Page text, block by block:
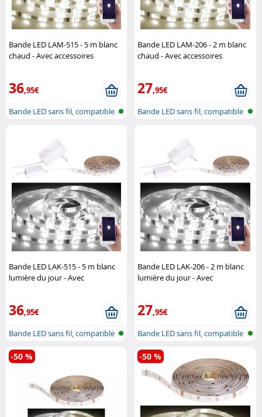
Bande LED LAM-515 - 5 m blanc
chaud - Avec accessoires
36,95€
Bande LED sans fil, compatible
Bande LED LAM-206 - 2 m blanc
chaud - Avec accessoires
27,95€
Bande LED sans fil, compatible
Bande LED LAK-515 - 5 m blanc
lumière du jour - Avec
36,95€
Bande LED sans fil, compatible
avec...
Bande LED LAK-206 - 2 m blanc
lumière du jour - Avec
27,95€
Bande LED sans fil, compatible
avec...
-50 % -50 %